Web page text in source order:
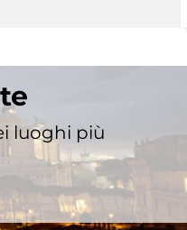
luoghi più